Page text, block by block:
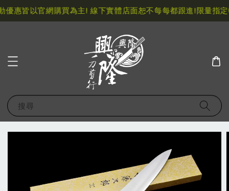
惠皆以官網購買為主! 線下實體店面恕不每每都跟進!限量指定
搜尋